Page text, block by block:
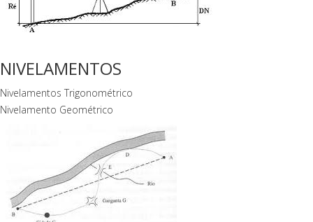
NIVELAMENTOS
Nivelamentos Trigonométrico
Nivelamento Geométrico